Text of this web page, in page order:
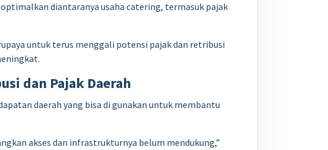
diantaranya usaha catering, termasuk pajak
untuk terus menggali potensi pajak dan retribusi
dan Pajak Daerah
daerah yang bisa di gunakan untuk membantu
akses dan infrastrukturnya belum mendukung,”